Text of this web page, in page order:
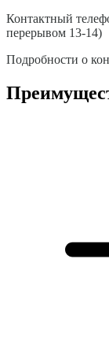
Контактный
перерывом 13-14)
Подробности о